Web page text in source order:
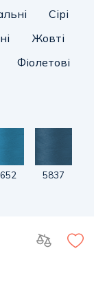
Сірі
Жовті
Фіолетові
5837